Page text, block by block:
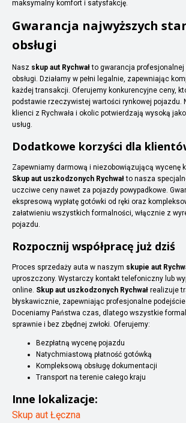
maksymalny komfort i satysfakcję.
Gwarancja najwyższych
obsługi
Nasz skup aut Rychwałto gwarancja profesjonalnej
obsługi. Działamy w pełni legalnie, zapewniając
każdej transakcji. Oferujemy konkurencyjne ceny,
podstawie rzeczywistej wartości rynkowej pojazdu.
klienci z Rychwała i okolic potwierdzają wysoką
usług.
Dodatkowe korzyści dla
Zapewniamy darmową i niezobowiązującą wycenę
Skup aut uszkodzonych Rychwałto nasza
uczciwe ceny nawet za pojazdy powypadkowe.
ekspresową wypłatę gotówki od ręki oraz
załatwieniu wszystkich formalności, włącznie z
pojazdu.
Rozpocznij współpracę już dziś
Proces sprzedaży auta w naszym skupie aut
uproszczony. Wystarczy kontakt telefoniczny lub
online. Skup aut uszkodzonych Rychwał realizuje
błyskawicznie, zapewniając profesjonalne
Doceniamy Państwa czas, dlatego wszystkie
sprawnie i bez zbędnej zwłoki. Oferujemy:
Bezpłatną wycenę pojazdu
Natychmiastową płatność gotówką
Kompleksową obsługę dokumentacji
Transport na terenie całego kraju
Inne lokalizacje:
Skup aut Łęczna